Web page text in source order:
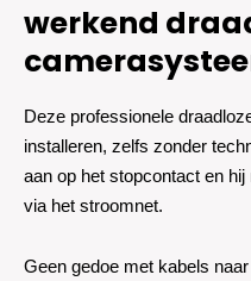
werkend
Deze professionele
installeren, zelfs zonder
aan op het stopcontact en
via het stroomnet.
Geen gedoe met kabels